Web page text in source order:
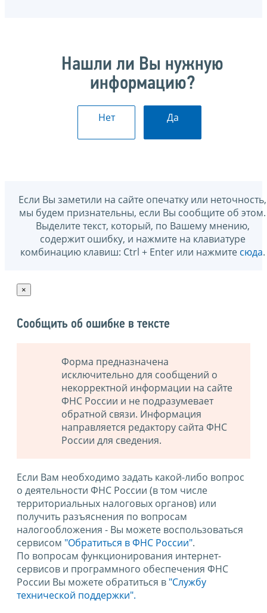
Нашли ли Вы нужную
информацию?
Нет Да
Если Вы заметили на сайте опечатку или неточность,
мы будем признательны, если Вы сообщите об этом.
Выделите текст, который, по Вашему мнению,
содержит ошибку, и нажмите на клавиатуре
комбинацию клавиш: Ctrl + Enter или нажмите сюда.
×
Сообщить об ошибке в тексте
Форма предназначена
исключительно для сообщений о
некорректной информации на сайте
ФНС России и не подразумевает
обратной связи. Информация
направляется редактору сайта ФНС
России для сведения.
Если Вам необходимо задать какой-либо вопрос
о деятельности ФНС России (в том числе
территориальных налоговых органов) или
получить разъяснения по вопросам
налогообложения - Вы можете воспользоваться
сервисом "Обратиться в ФНС России".
По вопросам функционирования интернет-
сервисов и программного обеспечения ФНС
России Вы можете обратиться в "Службу
технической поддержки".